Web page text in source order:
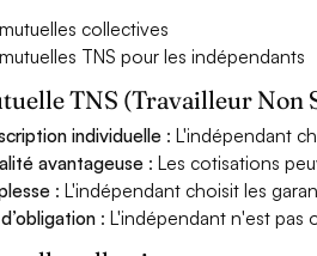
collectives
TNS pour les indépendants
TNS (Travailleur
individuelle : L'indépendant
avantageuse : Les cotisations
: L'indépendant choisit les
: L'indépendant n'est pas